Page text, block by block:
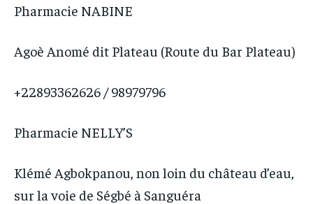
Pharmacie NABINE
Agoè Anomé dit Plateau (Route du Bar Plateau)
+22893362626 / 98979796
Pharmacie NELLY’S
Klémé Agbokpanou, non loin du château d’eau,
sur la voie de Ségbé à Sanguéra